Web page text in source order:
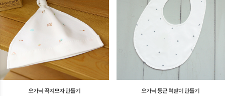
오가닉 꼭지모자 만들기 오가닉 둥근 턱받이 만들기